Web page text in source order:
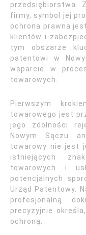
przedsiębiorstwa.
firmy, symbol jej
ochrona prawna
klientów i
tym obszarze
patentowi w
wsparcie w
towarowych.
Pierwszym
towarowego jest
jego zdolności
Nowym Sączu
towarowy nie jest
istniejących
towarowych i
potencjalnych
Urząd Patentowy.
profesjonalną
precyzyjnie
ochroną.